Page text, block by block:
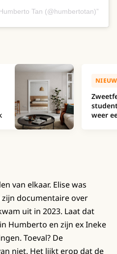
Tan (@humbertotan)
weer
van elkaar. Elise was
documentaire over
uit in 2023. Laat dat
Humberto en zijn ex Ineke
Toeval? De
niet. Het lijkt erop dat de